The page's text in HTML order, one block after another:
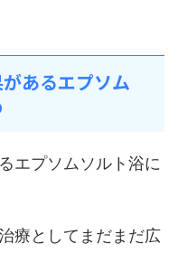
あるエプソム
エプソムソルト浴に
療としてまだまだ広